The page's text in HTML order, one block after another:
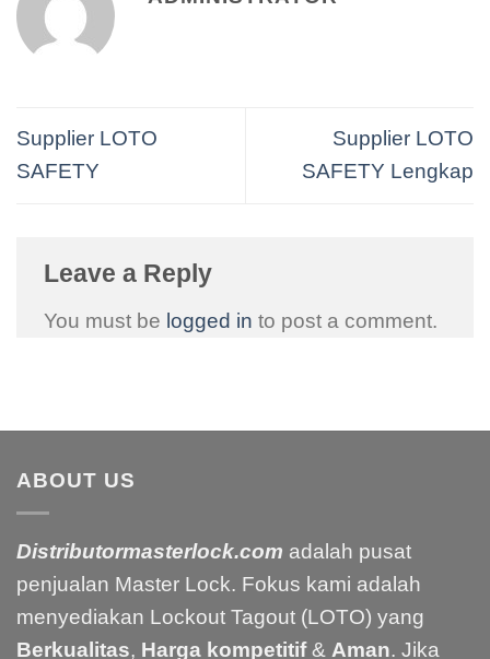
Supplier LOTO
SAFETY
Supplier LOTO
SAFETY Lengkap
Leave a Reply
You must be logged in to post a comment.
ABOUT US
Distributormasterlock.com adalah pusat
penjualan Master Lock. Fokus kami adalah
menyediakan Lockout Tagout (LOTO) yang
Berkualitas, Harga kompetitif& Aman. Jika